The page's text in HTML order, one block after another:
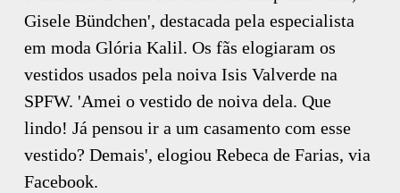
Gisele Bündchen', destacada pela especialista
em moda Glória Kalil. Os fãs elogiaram os
vestidos usados pela noiva Isis Valverde na
SPFW. 'Amei o vestido de noiva dela. Que
lindo! Já pensou ir a um casamento com esse
vestido? Demais', elogiou Rebeca de Farias, via
Facebook.